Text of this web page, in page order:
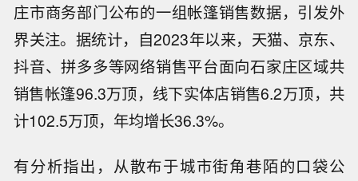
庄市商务部门公布的一组帐篷销售数据，引发外
界关注。据统计，自2023年以来，天猫、京东、
抖音、拼多多等网络销售平台面向石家庄区域共
销售帐篷96.3万顶，线下实体店销售6.2万顶，共
计102.5万顶，年均增长36.3%。
有分析指出，从散布于城市街角巷陌的口袋公